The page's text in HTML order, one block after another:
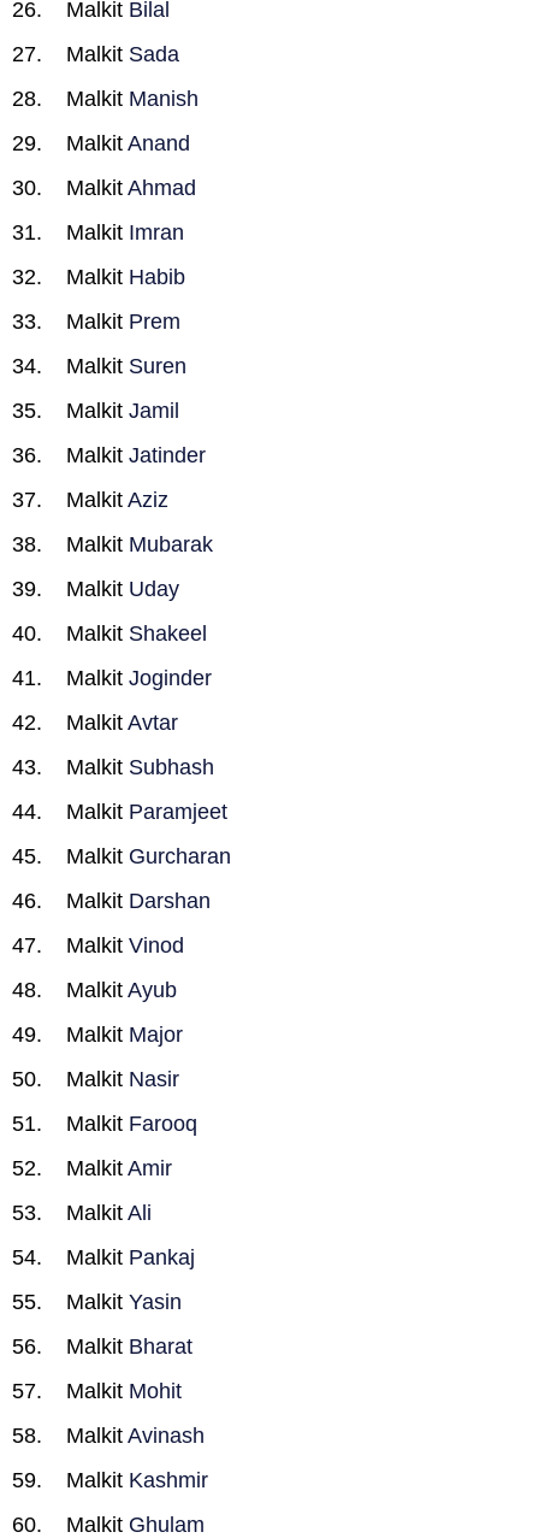
Malkit Bilal
Malkit Sada
Malkit Manish
Malkit Anand
Malkit Ahmad
Malkit Imran
Malkit Habib
Malkit Prem
Malkit Suren
Malkit Jamil
Malkit Jatinder
Malkit Aziz
Malkit Mubarak
Malkit Uday
Malkit Shakeel
Malkit Joginder
Malkit Avtar
Malkit Subhash
Malkit Paramjeet
Malkit Gurcharan
Malkit Darshan
Malkit Vinod
Malkit Ayub
Malkit Major
Malkit Nasir
Malkit Farooq
Malkit Amir
Malkit Ali
Malkit Pankaj
Malkit Yasin
Malkit Bharat
Malkit Mohit
Malkit Avinash
Malkit Kashmir
Malkit Ghulam